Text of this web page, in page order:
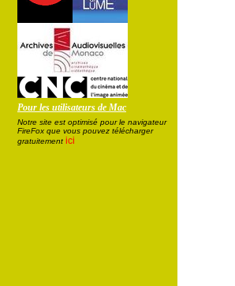
Pour les utilisateurs de Mac
Notre site est optimisé pour le navigateur
FireFox que vous pouvez télécharger
gratuitement ici